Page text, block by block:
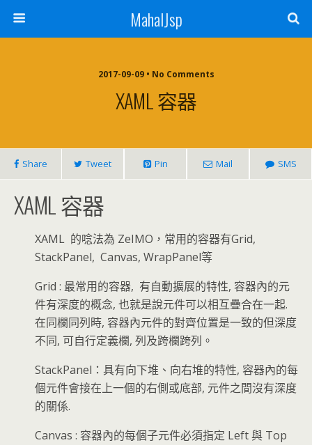
MahalJsp
2017-09-09 • No Comments
XAML 容器
Share Tweet Pin Mail SMS
XAML 容器
XAML 的唸法為 ZeIMO，常用的容器有Grid,
StackPanel, Canvas, WrapPanel等
Grid : 最常用的容器, 有自動擴展的特性, 容器內的元
件有深度的概念, 也就是說元件可以相互疊合在一起.
在同欄同列時, 容器內元件的對齊位置是一致的但深度
不同, 可自行定義欄, 列及跨欄跨列。
StackPanel：具有向下堆、向右堆的特性, 容器內的每
個元件會接在上一個的右側或底部, 元件之間沒有深度
的關係.
Canvas : 容器內的每個子元件必須指定 Left 與 Top